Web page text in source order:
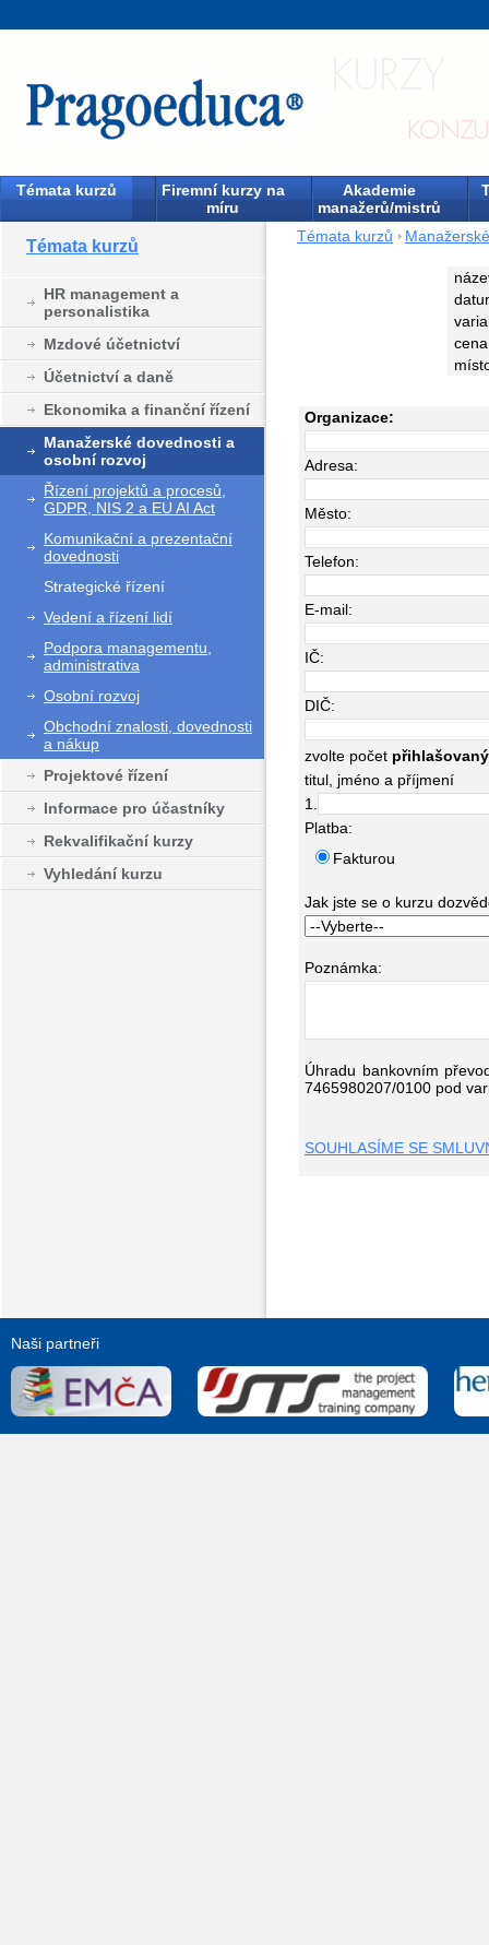
Témata kurzů
Firemní kurzy na
míru
Akademie
manažerů/mistrů
Témata kurzů
HR management a
personalistika
Mzdové účetnictví
Účetnictví a daně
Ekonomika a finanční řízení
Manažerské dovednosti a
osobní rozvoj
Řízení projektů a procesů,
GDPR, NIS 2 a EU AI Act
Komunikační a prezentační
dovednosti
Strategické řízení
Vedení a řízení lidí
Podpora managementu,
administrativa
Osobní rozvoj
Obchodní znalosti, dovednosti
a nákup
Projektové řízení
Informace pro účastníky
Rekvalifikační kurzy
Vyhledání kurzu
Témata kurzů
Organizace:
Adresa:
Město:
Telefon:
E-mail:
IČ:
DIČ:
zvolte počet
titul, jméno a příjmení
1.
Platba:
Fakturou
Jak jste se o kurzu
Poznámka:
Úhradu bankovním
7465980207/0100 pod
SOUHLASÍME SE
Naši partneři